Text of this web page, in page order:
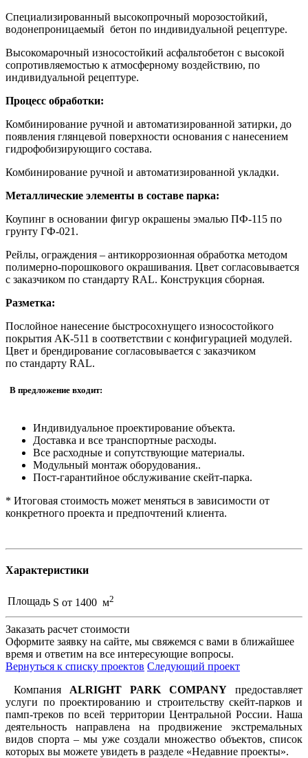
Специализированный высокопрочный морозостойкий,
водонепроницаемый бетон по индивидуальной рецептуре.
Высокомарочный износостойкий асфальтобетон с высокой
сопротивляемостью к атмосферному воздействию, по
индивидуальной рецептуре.
Процесс обработки:
Комбинирование ручной и автоматизированной затирки, до
появления глянцевой поверхности основания с нанесением
гидрофобизирующиго состава.
Комбинирование ручной и автоматизированной укладки.
Металлические элементы в составе парка:
Коупинг в основании фигур окрашены эмалью ПФ-115 по
грунту ГФ-021.
Рейлы, ограждения – антикоррозионная обработка методом
полимерно-порошкового окрашивания. Цвет согласовывается
с заказчиком по стандарту RAL. Конструкция сборная.
Разметка:
Послойное нанесение быстросохнущего износостойкого
покрытия АК-511 в соответствии с конфигурацией модулей.
Цвет и брендирование согласовывается с заказчиком
по стандарту RAL.
В предложение входит:
Индивидуальное проектирование объекта.
Доставка и все транспортные расходы.
Все расходные и сопутствующие материалы.
Модульный монтаж оборудования..
Пост-гарантийное обслуживание скейт-парка.
* Итоговая стоимость может меняться в зависимости от
конкретного проекта и предпочтений клиента.
Характеристики
Площадь S от 1400 м2
Заказать расчет стоимости
Оформите заявку на сайте, мы свяжемся с вами в ближайшее
время и ответим на все интересующие вопросы.
Вернуться к списку проектов Следующий проект
Компания ALRIGHT PARK COMPANY предоставляет
услуги попроектированию и строительству скейт-парков и
памп-треков по всей территории Центральной России. Наша
деятельность направлена на продвижение экстремальных
видов спорта – мы уже создали множество объектов, список
которых вы можете увидеть в разделе «Недавние проекты».